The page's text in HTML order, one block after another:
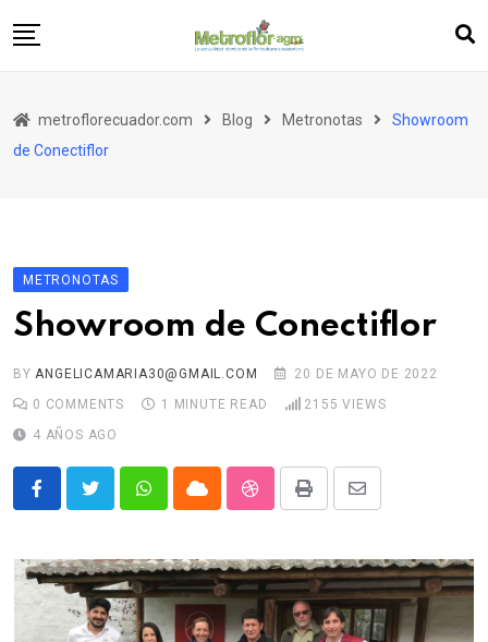
to
Entrevistas
metroflorecuador.com Blog Metronotas
Showroom
de Conectiflor
METRONOTAS
Showroom de Conectiflor
BYANGELICAMARIA30@GMAIL.COM
20 DE MAYO DE 2022
0 COMMENTS 1 MINUTE READ 2155 VIEWS
4 AÑOS AGO
WhatsappCloud StumbleUpon
Print
Share
Email